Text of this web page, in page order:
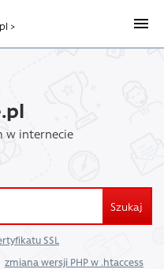
>
w internecie
Szukaj
SSL
zmiana wersji PHP w .htaccess